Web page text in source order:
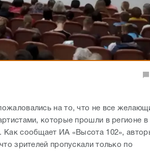
на то, что не все
которые прошли в регионе в
Как сообщает ИА «Высота 102»,
зрителей пропускали только по